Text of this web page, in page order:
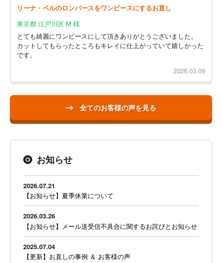
リーナ・ベルのロンパースをワンピースにするお直し
東京都 江戸川区 M 様
とても綺麗にワンピースにして頂きありがとうございました。
カットしてもらったところもキレイに仕上がっていて嬉しかった
です。
2026.03.09
全てのお客様の声を見る
お知らせ
2026.07.21
【お知らせ】夏季休業について
2026.03.26
【お知らせ】メール送受信不具合に関するお詫びとお知らせ
2025.07.04
【更新】お直しの事例 ＆ お客様の声